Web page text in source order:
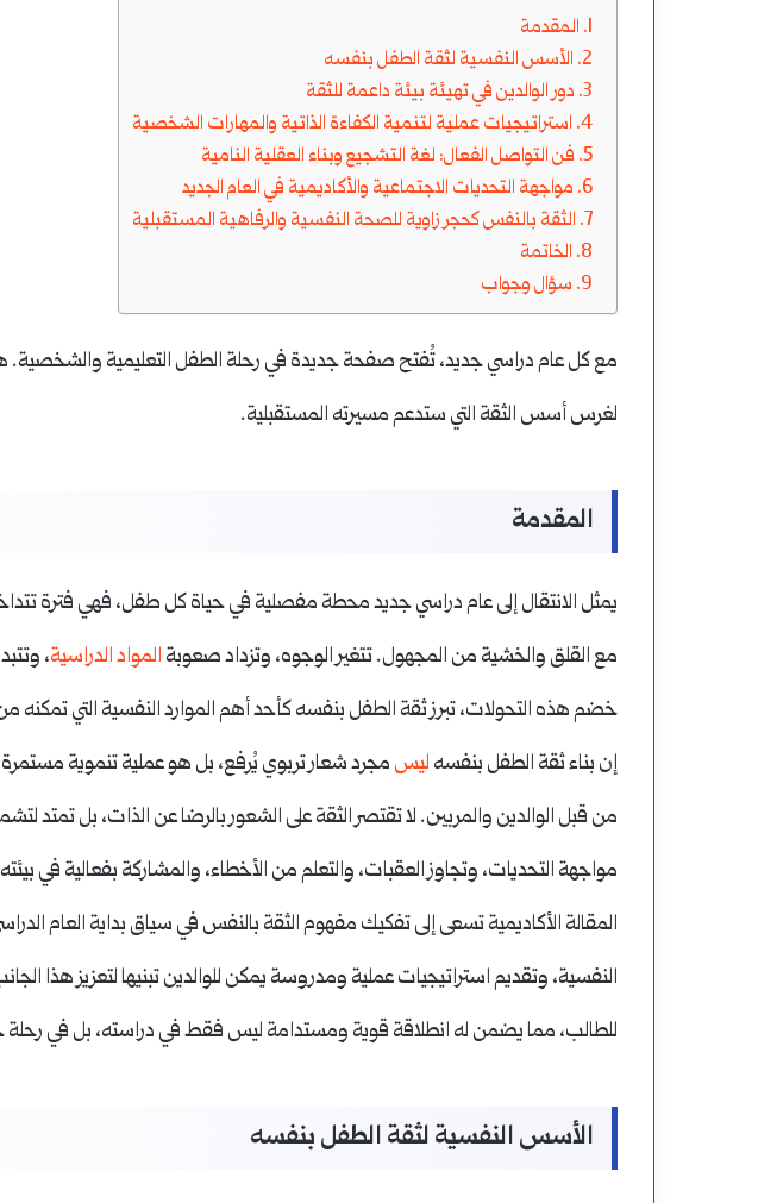
المقدمة
الأسس النفسية لثقة الطفل بنفسه
دور الوالدين في تهيئة بيئة داعمة للثقة
استراتيجيات عملية لتنمية الكفاءة الذاتية والمهارات الشخصية
فن التواصل الفعال: لغة التشجيع وبناء العقلية النامية
مواجهة التحديات الاجتماعية والأكاديمية في العام الجديد
الثقة بالنفس كحجر زاوية للصحة النفسية والرفاهية المستقبلية
الخاتمة
سؤال وجواب
مع كل عام دراسي جديد، تُفتح صفحة جديدة في رحلة الطفل التعليمية والشخصية.
لغرس أسس الثقة التي ستدعم مسيرته المستقبلية.
المقدمة
يمثل الانتقال إلى عام دراسي جديد محطة مفصلية في حياة كل طفل، فهي فترة
مع القلق والخشية من المجهول. تتغير الوجوه، وتزداد صعوبة المواد الدراسية،
خضم هذه التحولات، تبرز ثقة الطفل بنفسه كأحد أهم الموارد النفسية التي تمكنه
إن بناء ثقة الطفل بنفسه ليس مجرد شعار تربوي يُرفع، بل هو عملية تنموية
من قبل الوالدين والمربين. لا تقتصر الثقة على الشعور بالرضا عن الذات، بل تمتد
مواجهة التحديات، وتجاوز العقبات، والتعلم من الأخطاء، والمشاركة بفعالية في
المقالة الأكاديمية تسعى إلى تفكيك مفهوم الثقة بالنفس في سياق بداية العام
النفسية، وتقديم استراتيجيات عملية ومدروسة يمكن للوالدين تبنيها لتعزيز هذا
للطالب، مما يضمن له انطلاقة قوية ومستدامة ليس فقط في دراسته، بل في رحلة
الأسس النفسية لثقة الطفل بنفسه